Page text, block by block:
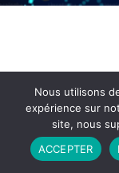
Partenariat
Copyright © 2026 -
Nous utilisons
expérience sur
site, nous
ACCEPTER